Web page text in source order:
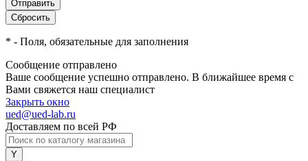
* - Поля, обязательные для заполнения
Сообщение отправлено
Ваше сообщение успешно отправлено. В ближайшее время с
Вами свяжется наш специалист
Закрыть окно
ued@ued-lab.ru
Доставляем по всей РФ